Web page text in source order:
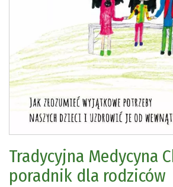
Tradycyjna Medycyna
poradnik dla rodziców